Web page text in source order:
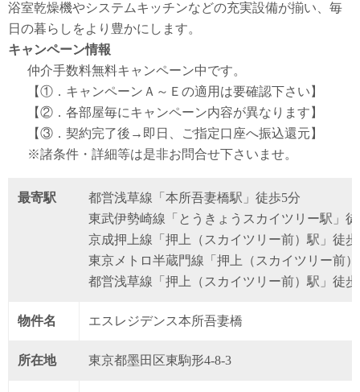
浴室乾燥機やシステムキッチンなどの充実設備が揃い、毎
日の暮らしをより豊かにします。
キャンペーン情報
仲介手数料無料キャンペーン中です。
【①．キャンペーンＡ～Ｅの適用は要確認下さい】
【②．各部屋毎にキャンペーン内容が異なります】
【③．契約完了後→即日、ご指定口座へ振込還元】
※諸条件・詳細等は是非お問合せ下さいませ。
最寄駅
都営浅草線「本所吾妻橋駅」徒歩5分
東武伊勢崎線「とうきょうスカイツリー駅」
京成押上線「押上（スカイツリー前）駅」徒歩
東京メトロ半蔵門線「押上（スカイツリー前
都営浅草線「押上（スカイツリー前）駅」徒歩
物件名 エスレジデンス本所吾妻橋
所在地 東京都墨田区東駒形4-8-3